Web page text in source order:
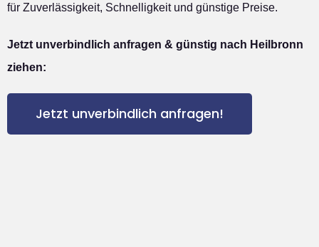
für Zuverlässigkeit, Schnelligkeit und günstige Preise.
Jetzt unverbindlich anfragen & günstig nach Heilbronn
ziehen:
Jetzt unverbindlich anfragen!